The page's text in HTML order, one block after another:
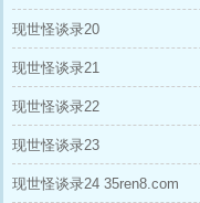
现世怪谈录20
现世怪谈录21
现世怪谈录22
现世怪谈录23
现世怪谈录24 35ren8.com